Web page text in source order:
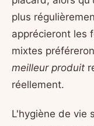
plus
apprécieront les
mixtes
meilleur produit
réellement.
L'hygiène de vie